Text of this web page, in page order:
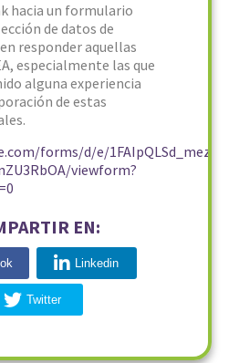
hacia un formulario
de datos de
responder aquellas
especialmente las que
alguna experiencia
de estas
forms/d/e/
viewform?
EN:
Linkedin
Twitter